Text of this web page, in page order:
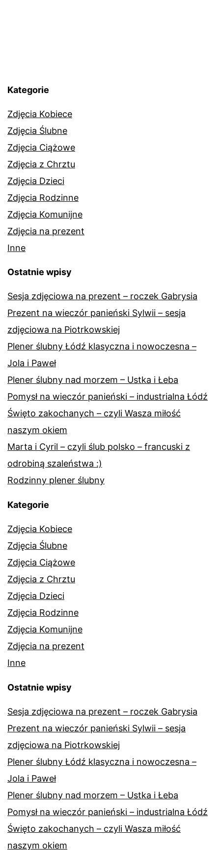
Kategorie
Zdjęcia Kobiece
Zdjęcia Ślubne
Zdjęcia Ciążowe
Zdjęcia z Chrztu
Zdjęcia Dzieci
Zdjęcia Rodzinne
Zdjęcia Komunijne
Zdjęcia na prezent
Inne
Ostatnie wpisy
Sesja zdjęciowa na prezent – roczek Gabrysia
Prezent na wieczór panieński Sylwii – sesja
zdjęciowa na Piotrkowskiej
Plener ślubny Łódź klasyczna i nowoczesna –
Jola i Paweł
Plener ślubny nad morzem – Ustka i Łeba
Pomysł na wieczór panieński – industrialna Łódź
Święto zakochanych – czyli Wasza miłość
naszym okiem
Marta i Cyril – czyli ślub polsko – francuski z
odrobiną szaleństwa :)
Rodzinny plener ślubny
Kategorie
Zdjęcia Kobiece
Zdjęcia Ślubne
Zdjęcia Ciążowe
Zdjęcia z Chrztu
Zdjęcia Dzieci
Zdjęcia Rodzinne
Zdjęcia Komunijne
Zdjęcia na prezent
Inne
Ostatnie wpisy
Sesja zdjęciowa na prezent – roczek Gabrysia
Prezent na wieczór panieński Sylwii – sesja
zdjęciowa na Piotrkowskiej
Plener ślubny Łódź klasyczna i nowoczesna –
Jola i Paweł
Plener ślubny nad morzem – Ustka i Łeba
Pomysł na wieczór panieński – industrialna Łódź
Święto zakochanych – czyli Wasza miłość
naszym okiem